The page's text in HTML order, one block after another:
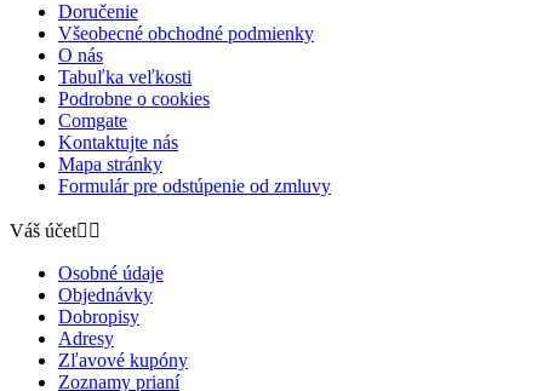
Doručenie
Všeobecné obchodné podmienky
O nás
Tabuľka veľkosti
Podrobne o cookies
Comgate
Kontaktujte nás
Mapa stránky
Formulár pre odstúpenie od zmluvy
Váš účet 
Osobné údaje
Objednávky
Dobropisy
Adresy
Zľavové kupóny
Zoznamy prianí